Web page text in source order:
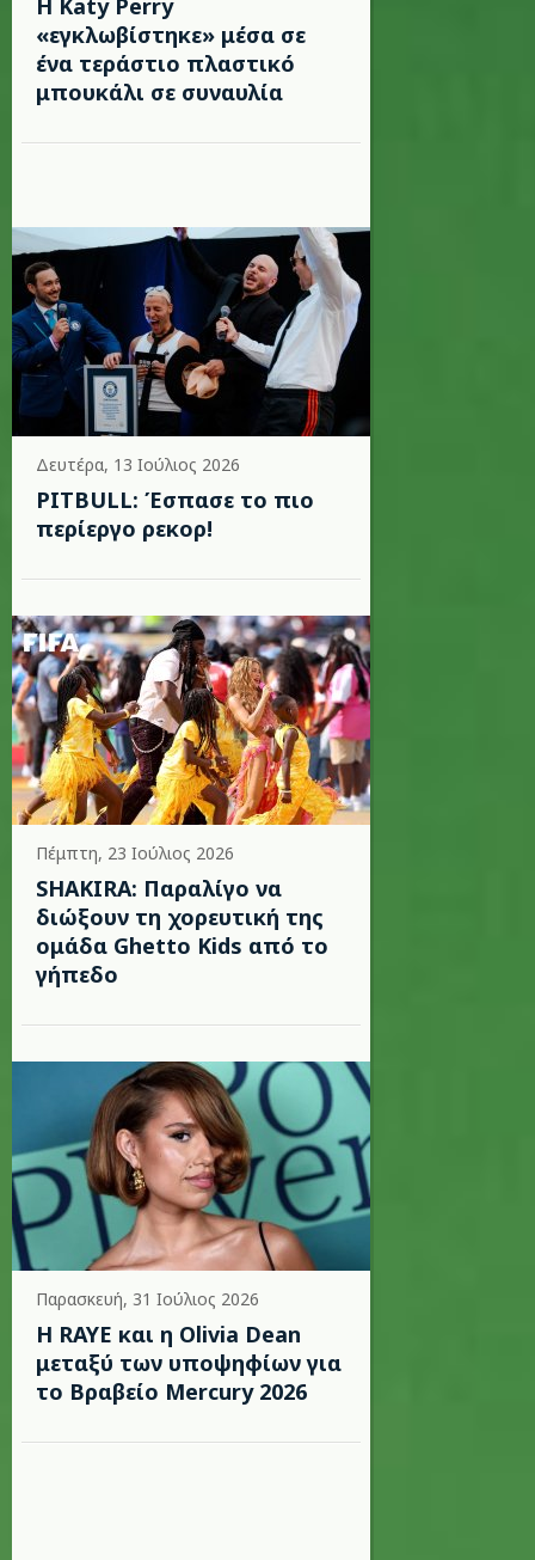
H Katy Perry
«εγκλωβίστηκε» μέσα σε
ένα τεράστιο πλαστικό
μπουκάλι σε συναυλία
Δευτέρα, 13 Ιούλιος 2026
PITBULL: Έσπασε το πιο
περίεργο ρεκορ!
Πέμπτη, 23 Ιούλιος 2026
SHAKIRA: Παραλίγο να
διώξουν τη χορευτική της
ομάδα Ghetto Kids από το
γήπεδο
Παρασκευή, 31 Ιούλιος 2026
Η RAYE και η Olivia Dean
μεταξύ των υποψηφίων για
το Βραβείο Mercury 2026